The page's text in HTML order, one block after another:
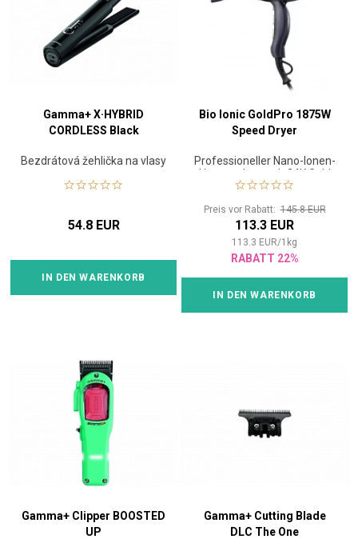
Gamma+ X·HYBRID
CORDLESS Black
Bezdrátová žehlička na vlasy
54.8 EUR
IN DEN WARENKORB
Bio Ionic GoldPro 1875W
Speed Dryer
Professioneller Nano-Ionen-
Haartrockner mit 24K Gold
Preis vor Rabatt:145.8 EUR
113.3 EUR
113.3 EUR/1 kg
RABATT 22%
IN DEN WARENKORB
Gamma+ Clipper BOOSTED
UP
Gamma+ Cutting Blade
DLC The One